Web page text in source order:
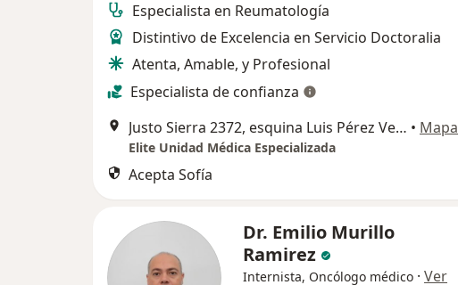
Especialista en Reumatología
Distintivo de Excelencia en Servicio Doctoralia
Atenta, Amable, y Profesional
Especialista de confianza
Justo Sierra 2372, esquina Luis Pérez Verdia, Colonia Ladrón de Guevara, Guadalajara • Mapa
Elite Unidad Médica Especializada
Acepta Sofía
Dr. Emilio Murillo
Ramirez
Internista, Oncólogo médico · Ver